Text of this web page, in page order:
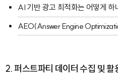
AI 기반 광고 최적화는 어떻게 하
AEO(Answer Engine
2. 퍼스트파티 데이터 수집 및 활